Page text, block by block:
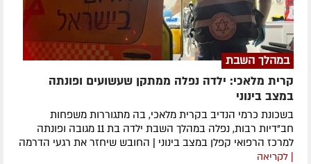
במהלך השבת
קרית מלאכי: ילדה נפלה ממתקן שעשועים ופונתה
במצב בינוני
בשכונת כרמי הנדיב בקרית מלאכי, בה מתגוררות משפחות
חב"דיות רבות, נפלה במהלך השבת ילדה בת 11 מגובה ופונתה
למרכז הרפואי קפלן במצב בינוני | החובש שיחזר את רגעי הדרמה
| לקריאה